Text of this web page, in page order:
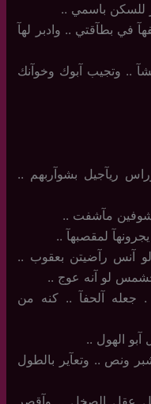
للسكن باسمي ..
في بطآقتي .. وادبر لهآ
.. وتجيب آبوك وخوآنك
ريآجيل بشوآربهم ..
مآشفت ..
لمقصبهآ ..
آنس رآضيتن بعقوب ..
لو آنه عوج ..
جعله آلحفآ .. كنه من
الهول ..
ونص .. وتعآير بالطول